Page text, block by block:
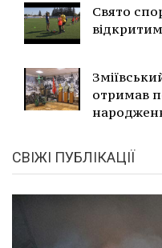
Свято
отримав
СВІЖІ ПУБЛІКАЦІЇ